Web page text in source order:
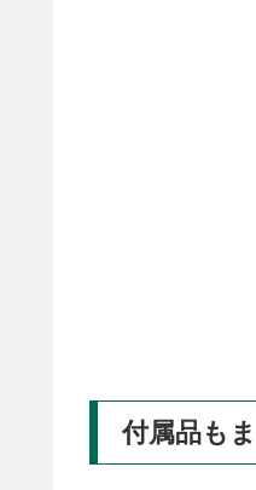
付属品も